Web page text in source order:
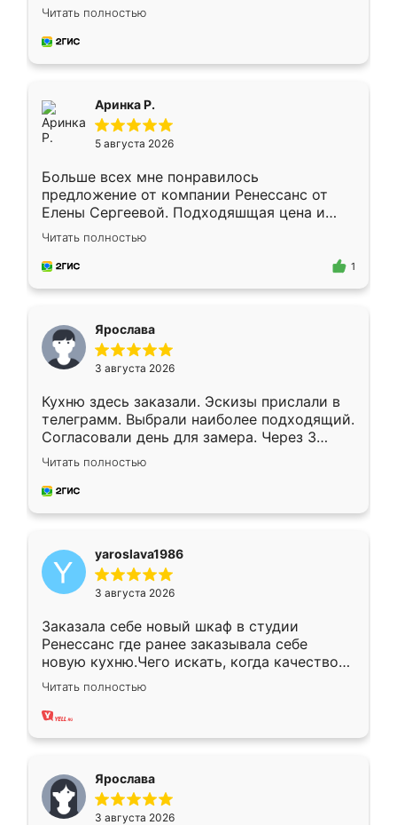
Замерщик приехал в субботу, подошёл к
делу со всей ответственностью. Собрали
за день, ребята работали аккуратно, даже
Читать полностью
Аринка Р.
5 августа 2026
Больше всех мне понравилось
предложение от компании Ренессанс от
Елены Сергеевой. Подходяшщая цена и
короткие сроки изготовления. Приехавший
для замера сотрудник Владислав
предложил по моему эскизу самый
Читать полностью
1
Ярослава
3 августа 2026
Кухню здесь заказали. Эскизы прислали в
телеграмм. Выбрали наиболее подходящий.
Согласовали день для замера. Через 3
недели кухня была уже готова. Остались
довольны работой. Спасибо Ренессанс
мебель за качественную работу!
Читать полностью
yaroslava1986
3 августа 2026
Заказала себе новый шкаф в студии
Ренессанс где ранее заказывала себе
новую кухню.Чего искать, когда качеством
вполне довольна. Служит кухня уже почти
два года, нареканий нет.
Читать полностью
Ярослава
3 августа 2026